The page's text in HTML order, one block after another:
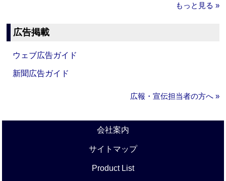
もっと見る »
広告掲載
ウェブ広告ガイド
新聞広告ガイド
広報・宣伝担当者の方へ »
会社案内
サイトマップ
Product List